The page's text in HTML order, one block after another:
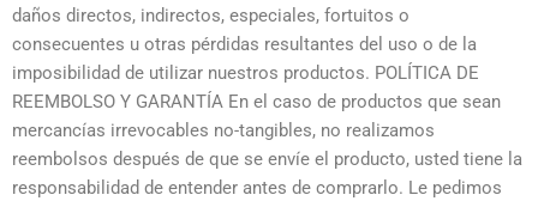
daños directos, indirectos, especiales, fortuitos o
consecuentes u otras pérdidas resultantes del uso o de la
imposibilidad de utilizar nuestros productos. POLÍTICA DE
REEMBOLSO Y GARANTÍA En el caso de productos que sean
mercancías irrevocables no-tangibles, no realizamos
reembolsos después de que se envíe el producto, usted tiene la
responsabilidad de entender antes de comprarlo. Le pedimos